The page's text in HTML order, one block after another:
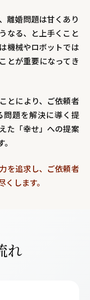
離婚問題は甘くあり
なる、と上手くこと
機械やロボットでは
とが重要になってき
とにより、ご依頼者
問題を解決に導く提
た「幸せ」への提案
を追求し、ご依頼者
します。
れ